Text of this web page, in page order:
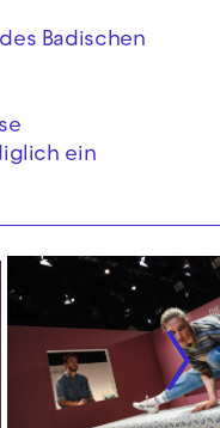
Badischen
ein